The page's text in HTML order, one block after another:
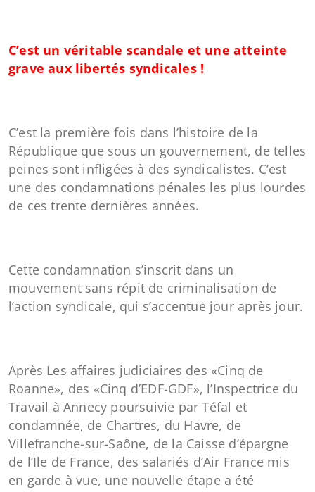
C’est un véritable scandale et une atteinte
grave aux libertés syndicales !
C’est la première fois dans l’histoire de la
République que sous un gouvernement, de telles
peines sont infligées à des syndicalistes. C’est
une des condamnations pénales les plus lourdes
de ces trente dernières années.
Cette condamnation s’inscrit dans un
mouvement sans répit de criminalisation de
l’action syndicale, qui s’accentue jour après jour.
Après Les affaires judiciaires des «Cinq de
Roanne», des «Cinq d’EDF-GDF», l’Inspectrice du
Travail à Annecy poursuivie par Téfal et
condamnée, de Chartres, du Havre, de
Villefranche-sur-Saône, de la Caisse d’épargne
de l’Ile de France, des salariés d’Air France mis
en garde à vue, une nouvelle étape a été